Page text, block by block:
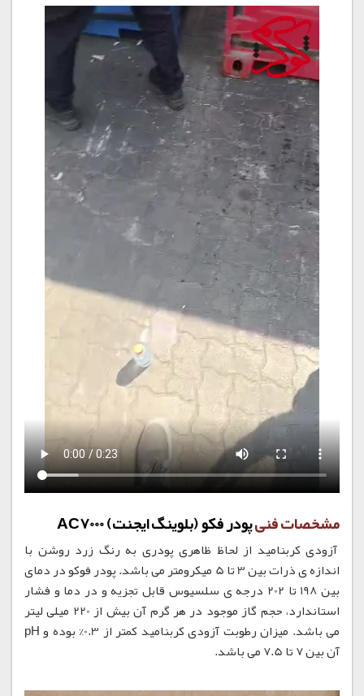
مشخصات فنیپودر فکو (بلوینگ ایجنت) AC7000
آزودی کربنامید از لحاظ ظاهری پودری به رنگ زرد روشن با
اندازه ی ذرات بین 3 تا 5 میکرومتر می باشد. پودر فوکو در دمای
بین 198 تا 202 درجه ی سلسیوس قابل تجزیه و در دما و فشار
استاندارد، حجم گاز موجود در هر گرم آن بیش از 220 میلی لیتر
می باشد. میزان رطوبت آزودی کربنامید کمتر از 0.3% بوده و pH
آن بین 7 تا 7.5 می باشد.